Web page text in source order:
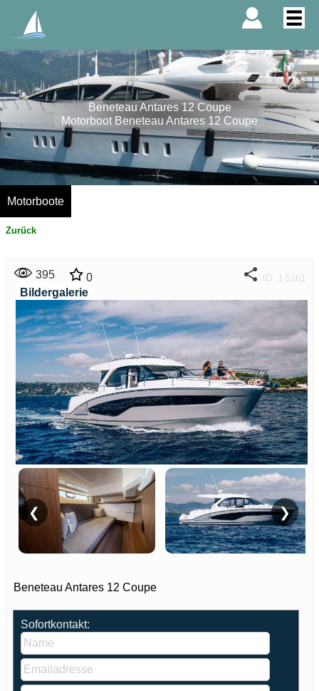
Beneteau Antares 12 Coupe
Motorboot Beneteau Antares 12 Coupe
Motorboote
Zurück
395 0 ID: 1-5161
Bildergalerie
❮ ❯
Beneteau Antares 12 Coupe
Sofortkontakt: